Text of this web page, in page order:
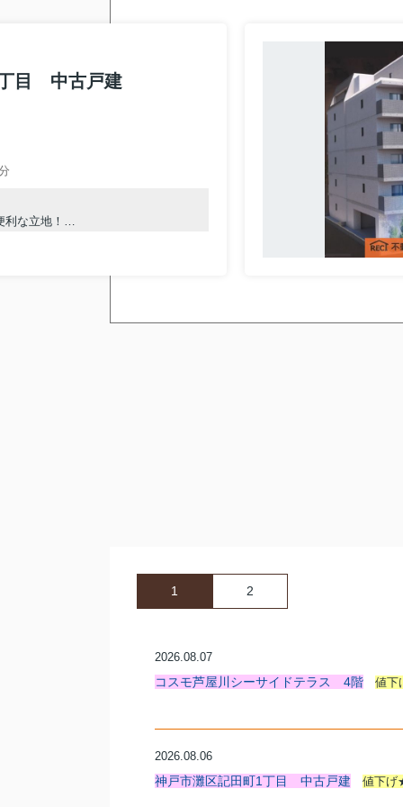
目 中古戸建
な立地！
1 2
2026.08.07
コスモ芦屋川シーサイドテラス 4階 値
2026.08.06
神戸市灘区記田町1丁目 中古戸建 値下